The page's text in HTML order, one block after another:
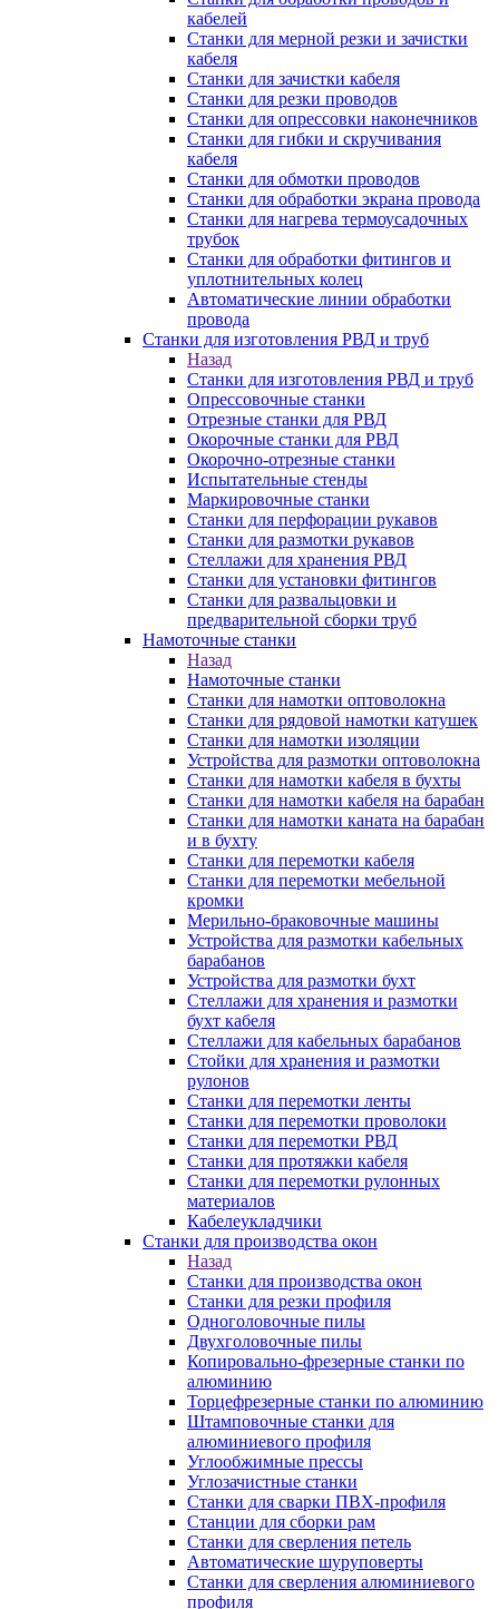
кабелей
Станки для мерной резки и зачистки
кабеля
Станки для зачистки кабеля
Станки для резки проводов
Станки для опрессовки наконечников
Станки для гибки и скручивания
кабеля
Станки для обмотки проводов
Станки для обработки экрана провода
Станки для нагрева термоусадочных
трубок
Станки для обработки фитингов и
уплотнительных колец
Автоматические линии обработки
провода
Станки для изготовления РВД и труб
Назад
Станки для изготовления РВД и труб
Опрессовочные станки
Отрезные станки для РВД
Окорочные станки для РВД
Окорочно-отрезные станки
Испытательные стенды
Маркировочные станки
Станки для перфорации рукавов
Станки для размотки рукавов
Стеллажи для хранения РВД
Станки для установки фитингов
Станки для развальцовки и
предварительной сборки труб
Намоточные станки
Назад
Намоточные станки
Станки для намотки оптоволокна
Станки для рядовой намотки катушек
Станки для намотки изоляции
Устройства для размотки оптоволокна
Станки для намотки кабеля в бухты
Станки для намотки кабеля на барабан
Станки для намотки каната на барабан
и в бухту
Станки для перемотки кабеля
Станки для перемотки мебельной
кромки
Мерильно-браковочные машины
Устройства для размотки кабельных
барабанов
Устройства для размотки бухт
Стеллажи для хранения и размотки
бухт кабеля
Стеллажи для кабельных барабанов
Стойки для хранения и размотки
рулонов
Станки для перемотки ленты
Станки для перемотки проволоки
Станки для перемотки РВД
Станки для протяжки кабеля
Станки для перемотки рулонных
материалов
Кабелеукладчики
Станки для производства окон
Назад
Станки для производства окон
Станки для резки профиля
Одноголовочные пилы
Двухголовочные пилы
Копировально-фрезерные станки по
алюминию
Торцефрезерные станки по алюминию
Штамповочные станки для
алюминиевого профиля
Углообжимные прессы
Углозачистные станки
Станки для сварки ПВХ-профиля
Станции для сборки рам
Станки для сверления петель
Автоматические шуруповерты
Станки для сверления алюминиевого
профиля